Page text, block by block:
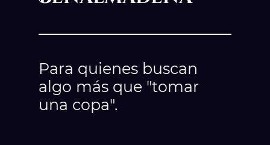
Para quienes buscan
algo más que "tomar
una copa".